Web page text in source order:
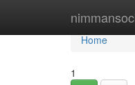
Home
Home
1